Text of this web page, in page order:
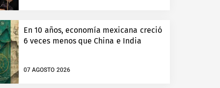
En 10 años, economía mexicana creció
6 veces menos que China e India
07 AGOSTO 2026